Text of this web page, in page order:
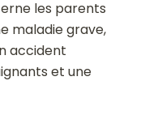
les parents
maladie grave,
accident
et une